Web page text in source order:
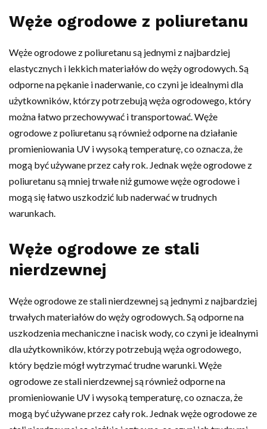
Węże ogrodowe z poliuretanu
Węże ogrodowe z poliuretanu są jednymi z najbardziej
elastycznych i lekkich materiałów do węży ogrodowych. Są
odporne na pękanie i naderwanie, co czyni je idealnymi dla
użytkowników, którzy potrzebują węża ogrodowego, który
można łatwo przechowywać i transportować. Węże
ogrodowe z poliuretanu są również odporne na działanie
promieniowania UV i wysoką temperaturę, co oznacza, że ​​
mogą być używane przez cały rok. Jednak węże ogrodowe z
poliuretanu są mniej trwałe niż gumowe węże ogrodowe i
mogą się łatwo uszkodzić lub naderwać w trudnych
warunkach.
Węże ogrodowe ze stali
nierdzewnej
Węże ogrodowe ze stali nierdzewnej są jednymi z najbardziej
trwałych materiałów do węży ogrodowych. Są odporne na
uszkodzenia mechaniczne i nacisk wody, co czyni je idealnymi
dla użytkowników, którzy potrzebują węża ogrodowego,
który będzie mógł wytrzymać trudne warunki. Węże
ogrodowe ze stali nierdzewnej są również odporne na
promieniowanie UV i wysoką temperaturę, co oznacza, że ​​
mogą być używane przez cały rok. Jednak węże ogrodowe ze